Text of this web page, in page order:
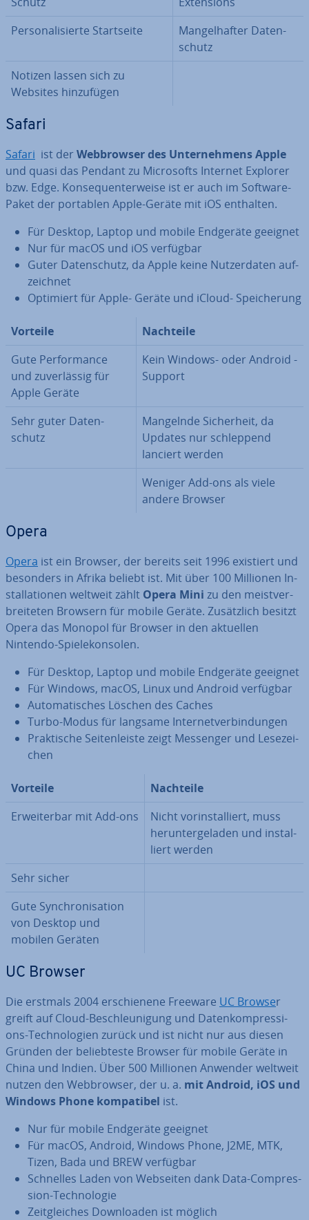
Per­so­na­li­sier­te Start­sei­te
Man­gel­haf­ter Da­ten­
schutz
Notizen lassen sich zu
Websites hin­zu­fü­gen
Safari
Safari ist der Web­brow­ser des Un­ter­neh­mens Apple
und quasi das Pendant zu Mi­cro­softs Internet Explorer
bzw. Edge. Kon­se­quen­ter­wei­se ist er auch im Software-
Paket der portablen Apple-Geräte mit iOS enthalten.
Für Desktop, Laptop und mobile Endgeräte geeignet
Nur für macOS und iOS verfügbar
Guter Da­ten­schutz, da Apple keine Nut­zer­da­ten auf­
zeich­net
Optimiert für Apple- Geräte und iCloud- Spei­che­rung
Vorteile
Nachteile
Gute Per­for­mance
und zu­ver­läs­sig für
Apple Geräte
Kein Windows- oder Android -
Support
Sehr guter Da­ten­
schutz
Mangelnde Si­cher­heit, da
Updates nur schlep­pend
lanciert werden
Weniger Add-ons als viele
andere Browser
Opera
Opera ist ein Browser, der bereits seit 1996 existiert und
besonders in Afrika beliebt ist. Mit über 100 Millionen In­
stal­la­tio­nen weltweit zählt Opera Mini zu den meist­ver­
brei­te­ten Browsern für mobile Geräte. Zu­sätz­lich besitzt
Opera das Monopol für Browser in den aktuellen
Nintendo-Spie­le­kon­so­len.
Für Desktop, Laptop und mobile Endgeräte geeignet
Für Windows, macOS, Linux und Android verfügbar
Au­to­ma­ti­sches Löschen des Caches
Turbo-Modus für langsame In­ter­net­ver­bin­dun­gen
Prak­ti­sche Sei­ten­leis­te zeigt Messenger und Le­se­zei­
chen
Vorteile
Nachteile
Er­wei­ter­bar mit Add-ons
Nicht vor­in­stal­liert, muss
her­un­ter­ge­la­den und in­stal­
liert werden
Sehr sicher
Gute Syn­chro­ni­sa­ti­on
von Desktop und
mobilen Geräten
UC Browser
Die erstmals 2004 er­schie­ne­ne Freeware UC Browser
greift auf Cloud-Be­schleu­ni­gung und Da­ten­kom­pres­si­
ons-Tech­no­lo­gien zurück und ist nicht nur aus diesen
Gründen der be­lieb­tes­te Browser für mobile Geräte in
China und Indien. Über 500 Millionen Anwender weltweit
nutzen den Web­brow­ser, der u. a. mit Android, iOS und
Windows Phone kom­pa­ti­bel ist.
Nur für mobile Endgeräte geeignet
Für macOS, Android, Windows Phone, J2ME, MTK,
Tizen, Bada und BREW verfügbar
Schnelles Laden von Webseiten dank Data-Com­pres­
si­on-Tech­no­lo­gie
Zeit­glei­ches Down­loa­den ist möglich